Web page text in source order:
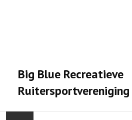
Big Blue Recreatieve
Ruitersportvereniging